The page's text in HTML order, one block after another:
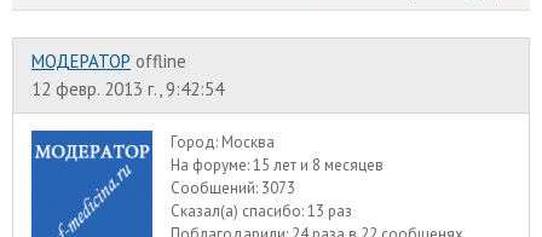
МОДЕРАТОР offline
12 февр. 2013 г., 9:42:54
Город: Москва
На форуме:15 лет и 8 месяцев
Сообщений: 3073
Сказал(а) спасибо:13 раз